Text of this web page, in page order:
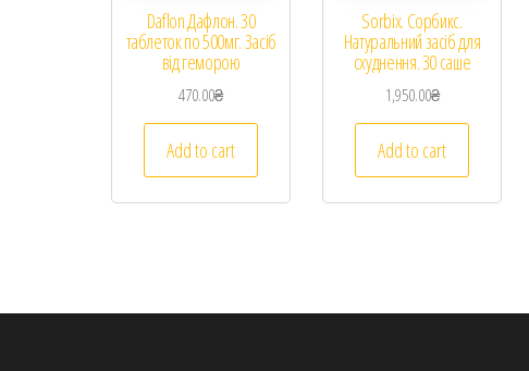
Daflon Дафлон. 30
таблеток по 500мг. Засіб
від геморою
470.00₴
Add to cart
Sorbix. Сорбикс.
Натуральний засіб для
схуднення. 30 саше
1,950.00₴
Add to cart